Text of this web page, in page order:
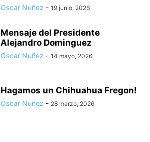
Oscar Nuñez - 19 junio, 2026
Mensaje del Presidente
Alejandro Dominguez
Oscar Nuñez - 14 mayo, 2026
Hagamos un Chihuahua Fregon!
Oscar Nuñez - 28 marzo, 2026